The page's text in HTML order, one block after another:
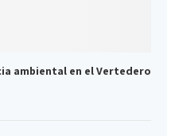
ambiental en el Vertedero